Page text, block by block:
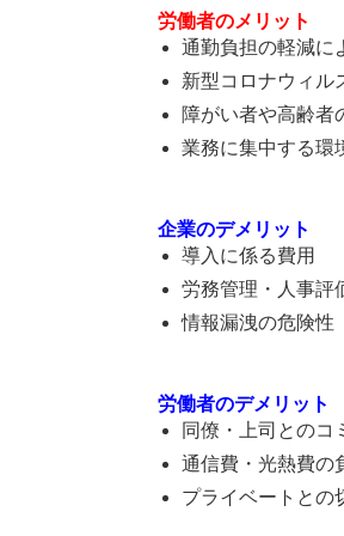
労働者のメリット
通勤負担の軽減に
新型コロナウィル
障がい者や高齢者
業務に集中する環
企業のデメリット
導入に係る費用
労務管理・人事評
情報漏洩の危険性
労働者のデメリット
同僚・上司とのコ
通信費・光熱費の
プライベートとの